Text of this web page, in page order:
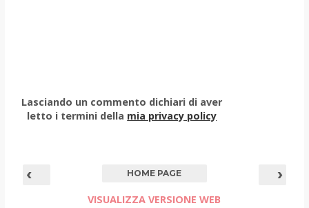
Lasciando un commento dichiari di aver
letto i termini della mia privacy policy
‹ ›
HOME PAGE
VISUALIZZA VERSIONE WEB